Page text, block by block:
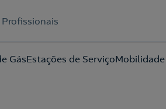
Profissionais
GásEstações de Serviço
Acepto la política de